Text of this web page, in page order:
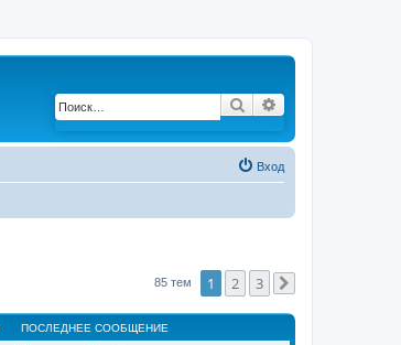
Поиск
Вход
85 тем 1 2 3
ПОСЛЕДНЕЕ СООБЩЕНИЕ